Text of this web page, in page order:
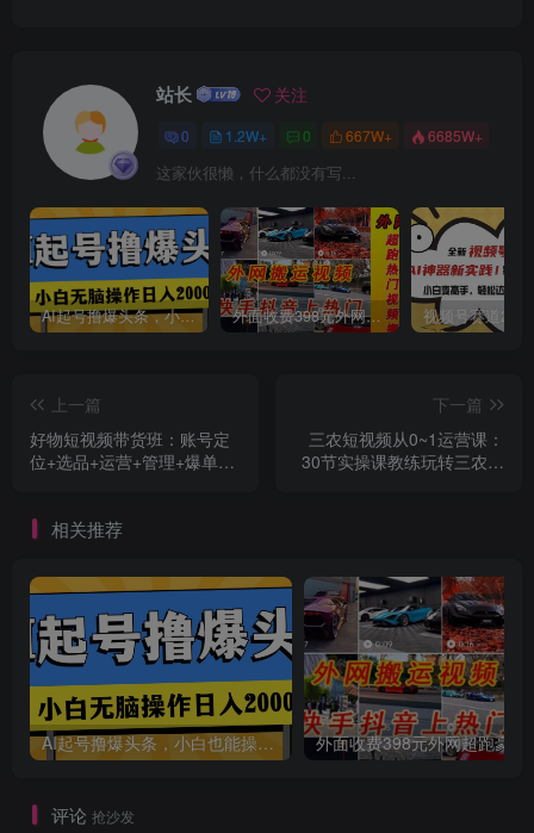
站长 关注
0 1.2W+ 0 667W+ 6685W+
这家伙很懒，什么都没有写...
AI起号撸爆头条，小白也能操作，日入2000+ 外面收费398元外网超跑豪车汽车视频搬运至快手抖音上热门项目
上一篇
好物短视频带货班：账号定
位+选品+运营+管理+爆单实
下一篇
三农短视频从0~1运营课：
30节实操课教练玩转三农短
相关推荐
AI起号撸爆头条，小白也能操作，日入2000+
评论 抢沙发